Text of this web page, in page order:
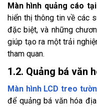
Màn hình quảng cáo
hiển thị thông tin về các
đặc biệt, và những
giúp tạo ra một trải
tham quan.
1.2. Quảng bá văn
Màn hình LCD treo
để quảng bá văn hóa